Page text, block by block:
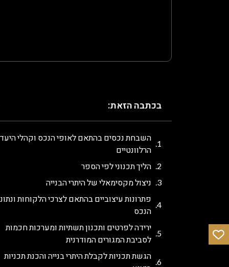
בכתבה הזאת:
השבחת נכסים בהתאם לאופי הנכס וקהלי היעד
הרלוונטיים
הליך תכנוני לפי הספר
ניצול מקסימאלי של היתרי הבנייה
פתרונות עיצוביים בהתאם לצרכי הלקוחות
הנכס
ירידה לפרטים ותכנון תשתיות ומערכות חכמות
לסביבת המגורים המודרנית
הגשת תכניות לקבלת היתרי בנייה והכנת תכניות